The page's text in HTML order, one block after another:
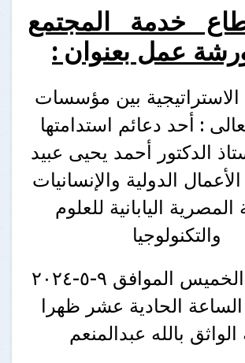
خدمة المجتمع
ورشة عمل بعنوان :
الاستراتيجية بين مؤسسات
: أحد دعائم استدامتها
الدكتور أحمد يحيى عبيد
الدولية والإنسانيات
المصرية اليابانية للعلوم
والتكنولوجيا
وذلك يوم الخميس الموافق ٩-٥-٢٠٢٤
الحادية عشر ظهرا
الواثق بالله عبدالمنعم